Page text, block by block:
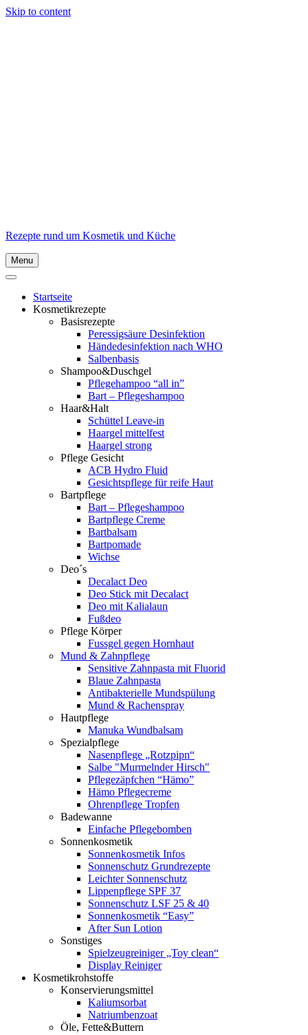
Skip to content
Rezepte rund um Kosmetik und Küche
Menu
Startseite
Kosmetikrezepte
Basisrezepte
Peressigsäure Desinfektion
Händedesinfektion nach WHO
Salbenbasis
Shampoo&Duschgel
Pflegehampoo “all in”
Bart – Pflegeshampoo
Haar&Halt
Schüttel Leave-in
Haargel mittelfest
Haargel strong
Pflege Gesicht
ACB Hydro Fluid
Gesichtspflege für reife Haut
Bartpflege
Bart – Pflegeshampoo
Bartpflege Creme
Bartbalsam
Bartpomade
Wichse
Deo´s
Decalact Deo
Deo Stick mit Decalact
Deo mit Kalialaun
Fußdeo
Pflege Körper
Fussgel gegen Hornhaut
Mund & Zahnpflege
Sensitive Zahnpasta mit Fluorid
Blaue Zahnpasta
Antibakterielle Mundspülung
Mund & Rachenspray
Hautpflege
Manuka Wundbalsam
Spezialpflege
Nasenpflege „Rotzpipn“
Salbe "Murmelnder Hirsch"
Pflegezäpfchen “Hämo”
Hämo Pflegecreme
Ohrenpflege Tropfen
Badewanne
Einfache Pflegebomben
Sonnenkosmetik
Sonnenkosmetik Infos
Sonnenschutz Grundrezepte
Leichter Sonnenschutz
Lippenpflege SPF 37
Sonnenschutz LSF 25 & 40
Sonnenkosmetik “Easy”
After Sun Lotion
Sonstiges
Spielzeugreiniger „Toy clean“
Display Reiniger
Kosmetikrohstoffe
Konservierungsmittel
Kaliumsorbat
Natriumbenzoat
Öle, Fette&Buttern